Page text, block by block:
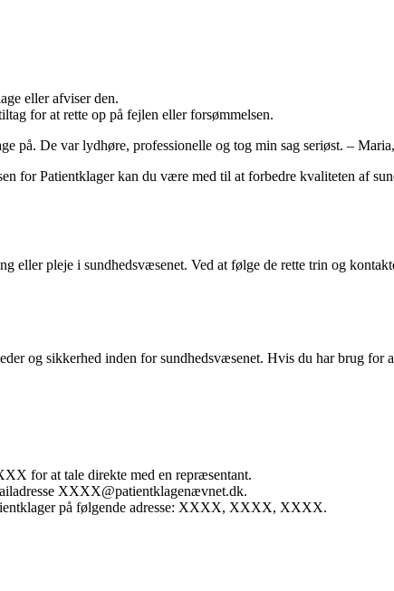
eller afviser den.
for at rette op på fejlen eller forsømmelsen.
på. De var lydhøre, professionelle og tog min sag seriøst. –
for Patientklager kan du være med til at forbedre kvaliteten af
eller pleje i sundhedsvæsenet. Ved at følge de rette trin og
og sikkerhed inden for sundhedsvæsenet. Hvis du har brug for
for at tale direkte med en repræsentant.
XXXX@patientklagenævnet.dk.
på følgende adresse: XXXX, XXXX, XXXX.